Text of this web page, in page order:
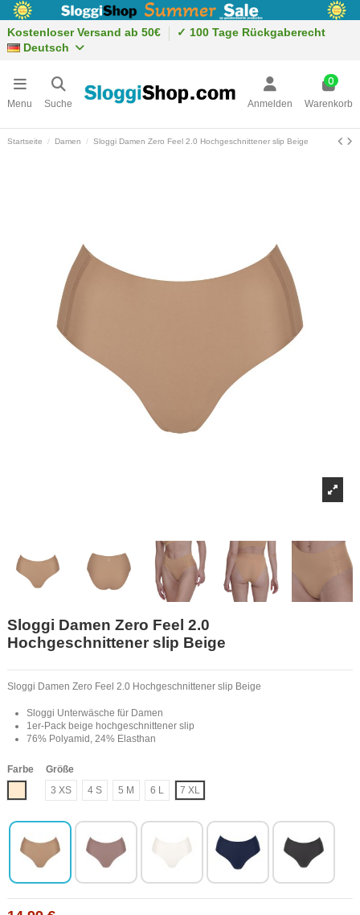
Kostenloser Versand ab 50€
✓ 100 Tage Rückgaberecht
Deutsch
Menu Suche Anmelden
0
Warenkorb
Startseite Damen Sloggi Damen Zero Feel 2.0 Hochgeschnittener slip Beige
Sloggi Damen Zero Feel 2.0
Hochgeschnittener slip Beige
Sloggi Damen Zero Feel 2.0 Hochgeschnittener slip Beige
Sloggi Unterwäsche für Damen
1er-Pack beige hochgeschnittener slip
76% Polyamid, 24% Elasthan
Farbe
Größe
3 XS
4 S 5 M 6 L 7 XL